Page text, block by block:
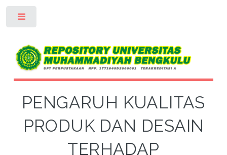
PENGARUH KUALITAS
PRODUK DAN DESAIN
TERHADAP